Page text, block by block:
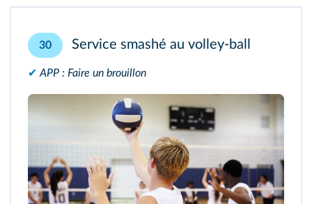
30 Service smashé au volley-ball
✔ APP : Faire un brouillon